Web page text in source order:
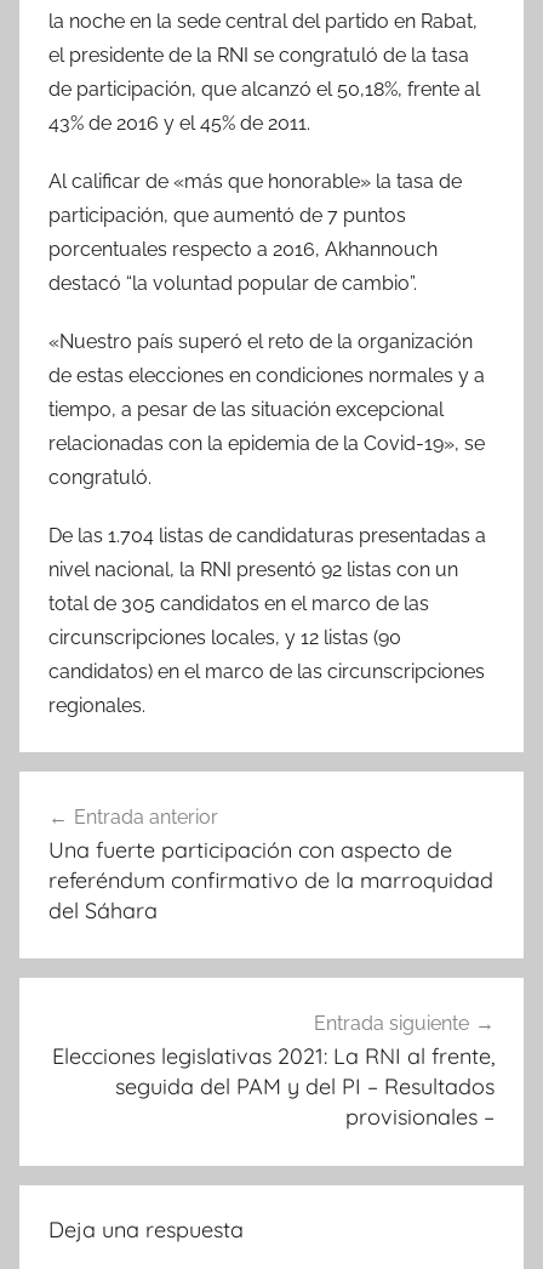
la noche en la sede central del partido en Rabat,
el presidente de la RNI se congratuló de la tasa
de participación, que alcanzó el 50,18%, frente al
43% de 2016 y el 45% de 2011.
Al calificar de «más que honorable» la tasa de
participación, que aumentó de 7 puntos
porcentuales respecto a 2016, Akhannouch
destacó “la voluntad popular de cambio”.
«Nuestro país superó el reto de la organización
de estas elecciones en condiciones normales y a
tiempo, a pesar de las situación excepcional
relacionadas con la epidemia de la Covid-19», se
congratuló.
De las 1.704 listas de candidaturas presentadas a
nivel nacional, la RNI presentó 92 listas con un
total de 305 candidatos en el marco de las
circunscripciones locales, y 12 listas (90
candidatos) en el marco de las circunscripciones
regionales.
de
entradas
Entrada anterior
Una fuerte participación con aspecto de
referéndum confirmativo de la marroquidad
del Sáhara
Entrada siguiente
Elecciones legislativas 2021: La RNI al frente,
seguida del PAM y del PI – Resultados
provisionales –
Deja una respuesta